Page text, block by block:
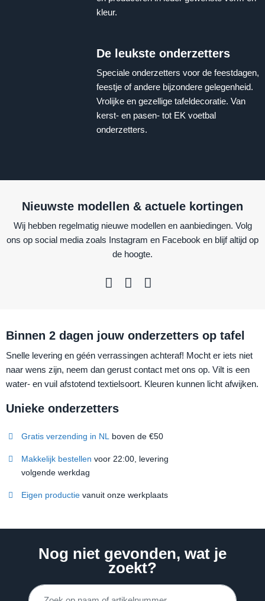
kleur.
De leukste onderzetters
Speciale onderzetters voor de feestdagen,
feestje of andere bijzondere gelegenheid.
Vrolijke en gezellige tafeldecoratie. Van
kerst- en pasen- tot EK voetbal
onderzetters.
Nieuwste modellen & actuele kortingen
Wij hebben regelmatig nieuwe modellen en aanbiedingen. Volg
ons op social media zoals Instagram en Facebook en blijf altijd op
de hoogte.
Binnen 2 dagen jouw onderzetters op tafel
Snelle levering en géén verrassingen achteraf! Mocht er iets niet
naar wens zijn, neem dan gerust contact met ons op. Vilt is een
water- en vuil afstotend textielsoort. Kleuren kunnen licht afwijken.
Unieke onderzetters
Gratis verzending in NL boven de €50
Makkelijk bestellen voor 22:00, levering
volgende werkdag
Eigen productie vanuit onze werkplaats
Nog niet gevonden, wat je
zoekt?